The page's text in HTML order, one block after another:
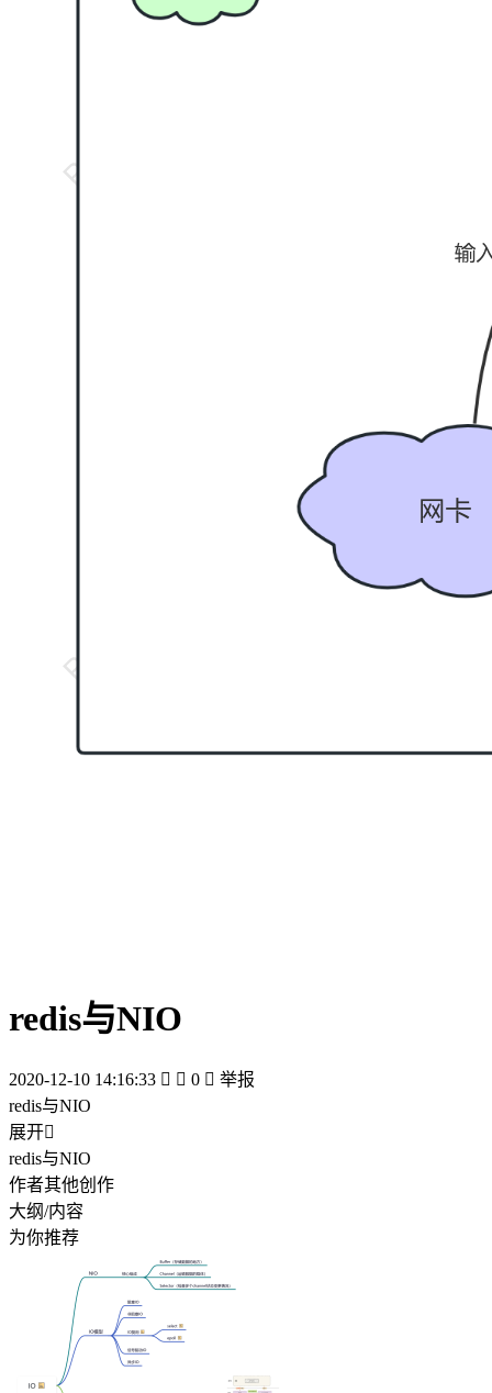
redis与NIO
2020-12-10 14:16:33   0  举报
redis与NIO
展开
redis与NIO
作者其他创作
大纲/内容
为你推荐